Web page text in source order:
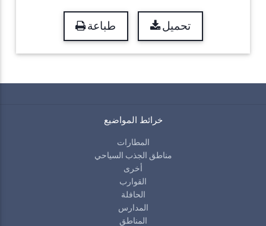
طباعة تحميل
خرائط المواضيع
المطارات
مناطق الجذب السياحي
أخرى
القوارب
الحافلة
المدارس
المناطق